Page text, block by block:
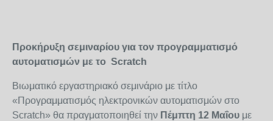
Προκήρυξη σεμιναρίου για τον προγραμματισμό
αυτοματισμών με το Scratch
Βιωματικό εργαστηριακό σεμινάριο με τίτλο
«Προγραμματισμός ηλεκτρονικών αυτοματισμών στο
Scratch» θα πραγματοποιηθεί την Πέμπτη 12 Μαΐου με